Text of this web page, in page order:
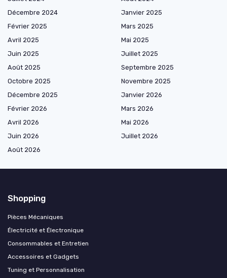
Décembre 2024
Janvier 2025
Février 2025
Mars 2025
Avril 2025
Mai 2025
Juin 2025
Juillet 2025
Août 2025
Septembre 2025
Octobre 2025
Novembre 2025
Décembre 2025
Janvier 2026
Février 2026
Mars 2026
Avril 2026
Mai 2026
Juin 2026
Juillet 2026
Août 2026
Shopping
Pièces Mécaniques
Électricité et Électronique
Consommables et Entretien
Accessoires et Gadgets
Tuning et Personnalisation